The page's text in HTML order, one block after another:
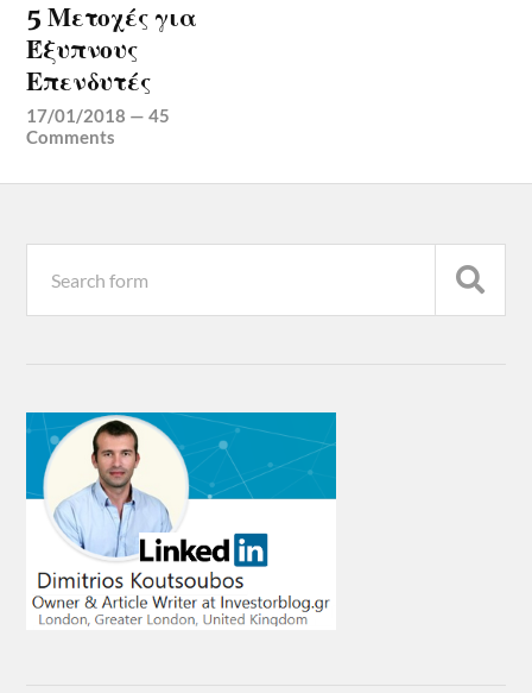
5 Μετοχές για
Έξυπνους
Επενδυτές
17/01/2018 —45
Comments